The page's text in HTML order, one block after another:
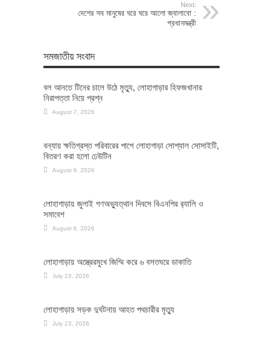
Next:
দেশের সব মানুষের ঘরে ঘরে আলো জ্বালাবো :
প্রধানমন্ত্রী
সমজাতীয় সংবাদ
বল আনতে টিনের চালে উঠে মৃত্যু, লোহাগাড়ার হিফজখানার
নিরাপত্তা নিয়ে প্রশ্ন
August 7, 2026
বন্যায় ক্ষতিগ্রস্ত পরিবারের পাশে লোহাগাড়া সোশ্যাল সোসাইটি,
বিতরণ করা হলো ঢেউটিন
August 6, 2026
লোহাগাড়ায় জুলাই গণঅভ্যুত্থান দিবসে বিএনপির র‌্যালি ও
সমাবেশ
August 6, 2026
লোহাগাড়ায় অস্ত্রেরমুখে জিম্মি করে ৬ বসতঘরে ডাকাতি
July 23, 2026
লোহাগাড়ায় সড়ক দুর্ঘটনায় আহত পথচারীর মৃত্যু
July 23, 2026